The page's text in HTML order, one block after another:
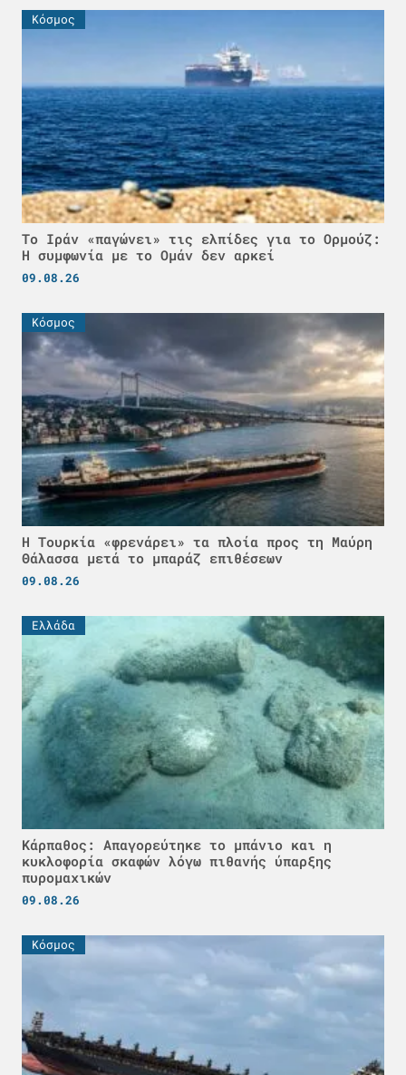
Κόσμος
Το Ιράν «παγώνει» τις ελπίδες για το Ορμούζ:
Η συμφωνία με το Ομάν δεν αρκεί
09.08.26
Κόσμος
Η Τουρκία «φρενάρει» τα πλοία προς τη Μαύρη
Θάλασσα μετά το μπαράζ επιθέσεων
09.08.26
Ελλάδα
Κάρπαθος: Απαγορεύτηκε το μπάνιο και η
κυκλοφορία σκαφών λόγω πιθανής ύπαρξης
πυρομαχικών
09.08.26
Κόσμος